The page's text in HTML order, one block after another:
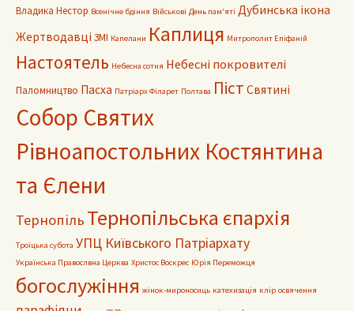
Владика Нестор Всенічне бдіння Військові День пам'яті Дубинська ікона
Жертводавці ЗМІ Капелани Каплиця Митрополит Епіфаній
Настоятель Небесна сотня Небесні покровителі
Паломництво Пасха Патріарх Філарет Полтава Піст Святині
Собор Святих
Рівноапостольних Костянтина
та Єлени
Тернопіль Тернопільська єпархія
Троїцька субота УПЦ Київського Патріархату
Українська Правослвна Церква Христос Воскрес Юрія Переможця
богослужіння жінок-мироносиць катехизація клір освячення